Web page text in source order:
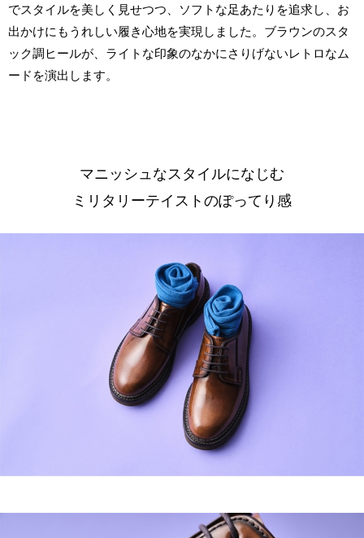
でスタイルを美しく見せつつ、ソフトな足あたりを追求し、お
出かけにもうれしい履き心地を実現しました。ブラウンのスタ
ック調ヒールが、ライトな印象のなかにさりげないレトロなム
ードを演出します。
マニッシュなスタイルになじむ
ミリタリーテイストのぽってり感